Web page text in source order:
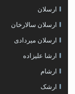
ارسلان
ارسلان سالارخان
ارسلان میردادی
ارشا علیزاده
ارشام
ارشک